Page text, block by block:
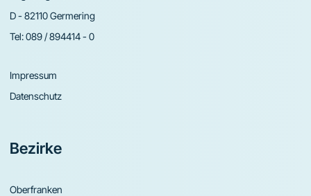
D - 82110 Germering
Tel:089 / 894414 - 0
Impressum
Datenschutz
Bezirke
Oberfranken